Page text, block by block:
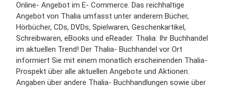
Online- Angebot im E- Commerce. Das reichhaltige
Angebot von Thalia umfasst unter anderem Bücher,
Hörbücher, CDs, DVDs, Spielwaren, Geschenkartikel,
Schreibwaren, eBooks und eReader. Thalia: Ihr Buchhandel
im aktuellen Trend! Der Thalia- Buchhandel vor Ort
informiert Sie mit einem monatlich erscheinenden Thalia-
Prospekt über alle aktuellen Angebote und Aktionen.
Angaben über andere Thalia- Buchhandlungen sowie über